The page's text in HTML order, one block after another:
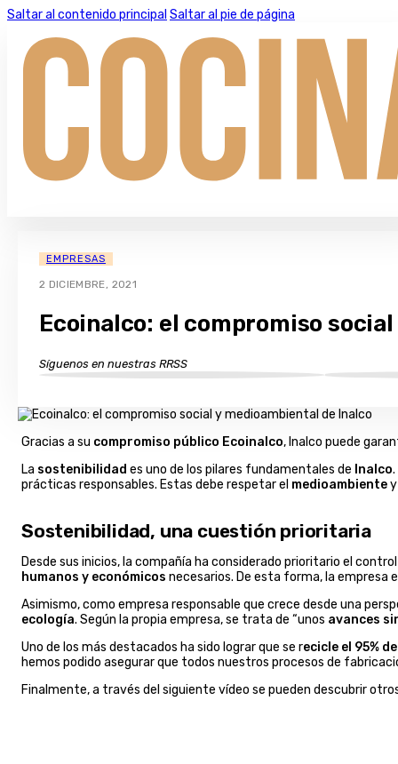
Saltar al contenido principal Saltar al pie de página
EMPRESAS
2 DICIEMBRE, 2021
Ecoinalco: el compromiso
Síguenos en nuestras RRSS
Gracias a su compromiso público Ecoinalco, Inalco puede
La sostenibilidad es uno de los pilares fundamentales de Inalco
prácticas responsables. Estas debe respetar el medioambiente
Sostenibilidad, una cuestión prioritaria
Desde sus inicios, la compañía ha considerado prioritario el
humanos y económicos necesarios. De esta forma, la empresa
Asimismo, como empresa responsable que crece desde una
ecología. Según la propia empresa, se trata de “unos avances
Uno de los más destacados ha sido lograr que se recicle el 95%
hemos podido asegurar que todos nuestros procesos de
Finalmente, a través del siguiente vídeo se pueden descubrir